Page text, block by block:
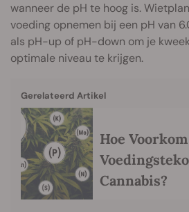
wanneer de pH te hoog is.
voeding opnemen bij een pH van
als pH-up of pH-down om je
optimale niveau te krijgen.
Gerelateerd Artikel
Hoe
Cannabis?